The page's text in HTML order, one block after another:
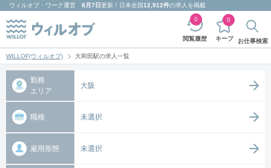
ウィルオブ・ワーク運営 8月7日更新！日本全国12,912件の求人を掲載
閲覧履歴
0
キープ
0
お仕事検索
WILLOF(ウィルオブ) 大和田駅の求人一覧
勤務
エリア
大阪
職種 未選択
雇用形態 未選択